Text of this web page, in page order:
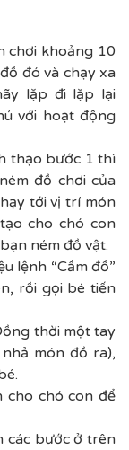
chơi khoảng 10
đó và chạy xa
lặp đi lặp lại
với hoạt động
thạo bước 1 thì
đồ chơi của
tới vị trí món
cho chó con
ném đồ vật.
lệnh “Cầm đồ”
rồi gọi bé tiến
thời một tay
món đồ ra),
cho chó con để
các bước ở trên